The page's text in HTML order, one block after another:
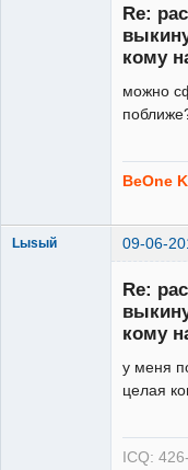
Re:
кому
можно
BeOne
Lыsый 09-06-
Re:
кому
у меня
целая
ICQ: